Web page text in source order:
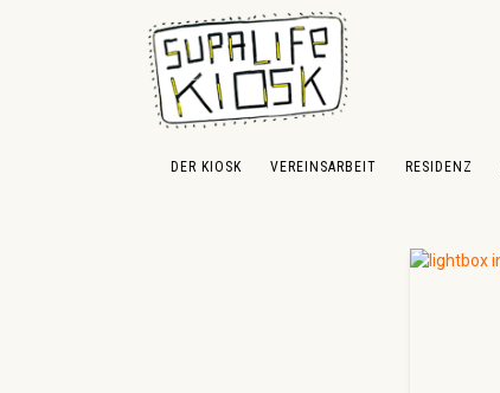
Hauptinhalt springen
Zur Suche springen
Zur Hauptnavigation springen
DER KIOSK VEREINSARBEIT RESIDENZ